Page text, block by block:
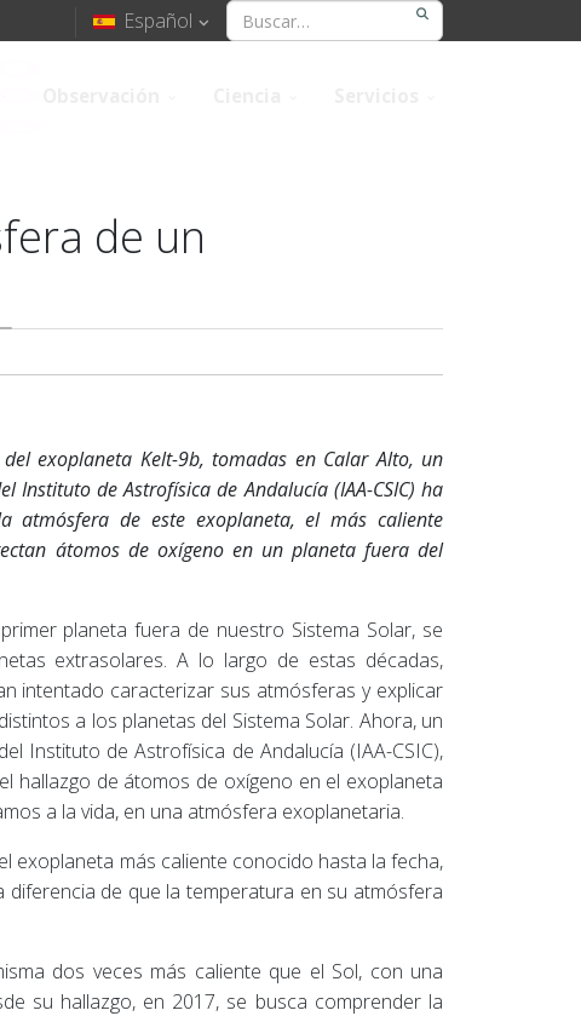
Español
de un
del exoplaneta Kelt-9b, tomadas en Calar Alto, un
de Astrofísica de Andalucía (IAA-CSIC) ha
atmósfera de este exoplaneta, el más caliente
átomos de oxígeno en un planeta fuera del
planeta fuera de nuestro Sistema Solar, se
extrasolares. A lo largo de estas décadas,
intentado caracterizar sus atmósferas y explicar
a los planetas del Sistema Solar. Ahora, un
Instituto de Astrofísica de Andalucía (IAA-CSIC),
hallazgo de átomos de oxígeno en el exoplaneta
a la vida, en una atmósfera exoplanetaria.
exoplaneta más caliente conocido hasta la fecha,
diferencia de que la temperatura en su atmósfera
dos veces más caliente que el Sol, con una
su hallazgo, en 2017, se busca comprender la